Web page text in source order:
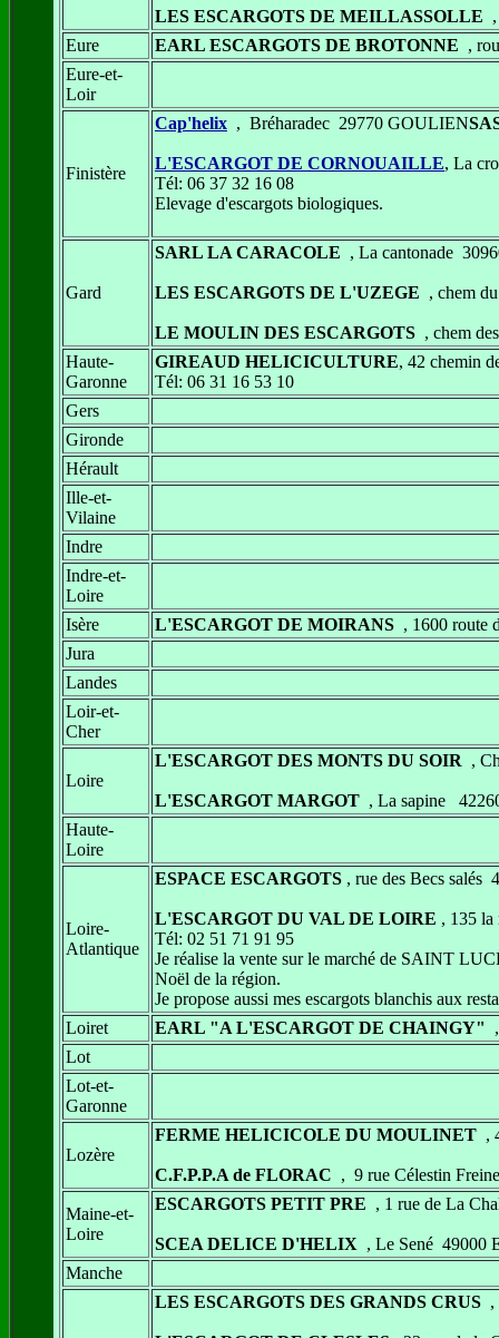
LES ESCARGOTS DE MEILLASSOLLE
Eure
EARL ESCARGOTS DE BROTONNE ,
Eure-et-
Loir
Finistère
Cap'helix , Bréharadec 29770 GOULIEN
L'ESCARGOT DE CORNOUAILLE, La
Tél: 06 37 32 16 08
Elevage d'escargots biologiques.
Gard
SARL LA CARACOLE , La cantonade
LES ESCARGOTS DE L'UZEGE , chem
LE MOULIN DES ESCARGOTS , chem
Haute-
Garonne
GIREAUD HELICICULTURE, 42 chemin
Tél: 06 31 16 53 10
Gers
Gironde
Hérault
Ille-et-
Vilaine
Indre
Indre-et-
Loire
Isère
L'ESCARGOT DE MOIRANS , 1600 route
Jura
Landes
Loir-et-
Cher
Loire
L'ESCARGOT DES MONTS DU SOIR ,
L'ESCARGOT MARGOT , La sapine
Haute-
Loire
Loire-
Atlantique
ESPACE ESCARGOTS , rue des Becs salés
L'ESCARGOT DU VAL DE LOIRE , 135
Tél: 02 51 71 91 95
Je réalise la vente sur le marché de SAINT
Noël de la région.
Je propose aussi mes escargots blanchis aux
Loiret
EARL "A L'ESCARGOT DE CHAINGY"
Lot
Lot-et-
Garonne
Lozère
FERME HELICICOLE DU MOULINET ,
C.F.P.P.A de FLORAC , 9 rue Célestin
Maine-et-
Loire
ESCARGOTS PETIT PRE , 1 rue de La
SCEA DELICE D'HELIX , Le Sené 49000
Manche
LES ESCARGOTS DES GRANDS CRUS ,